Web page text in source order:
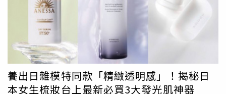
（圖／品牌提供）ORBIS黑馬級養膚防曬！「遇光更強」成
2026關鍵趨勢今年另一大趨勢就是「養膚型防曬」。
ORBIS全新升級的「超全能盈白精華防曬乳」，主打在接觸
紫外線的同時啟動防護機制，讓防曬不只是阻隔，更結合日
間保養概念。質地偏精華乳液感，清爽不黏膩，上臉帶有自
然光澤，適合長時間通勤與日常使用，是今年不可忽略的黑
馬款。ORBIS 超全能盈白精華防曬乳 SPF50+ PA++++ 50g /
打底也超完美！塗抹均勻且不易產生黏膩感，是市場上少有
清爽不黏膩的透明質地防曬。黛珂 極效光無痕防禦乳 清爽
型/抗汗防水型 SPF50+ PA++++ 30ml／1,150元、50ml／
1,550元、黛珂 極效光無痕防禦乳 美白型 SPF50+ PA++++
30ml／1,400元（圖／取自 decorte_official IG、品牌提
供）如果想要有潤色效果可以選 黛珂 極效光無痕素顏霜者
款，不但有高防曬係數還能實現自然的膚色提亮與遮瑕效
養出日雜模特同款「精緻透明感」！揭秘日
本女生梳妝台上最新必買3大發光肌神器